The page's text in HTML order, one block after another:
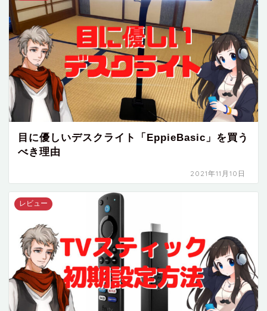
目に優しいデスクライト「EppieBasic」を買う
べき理由
2021年11月10日
レビュー